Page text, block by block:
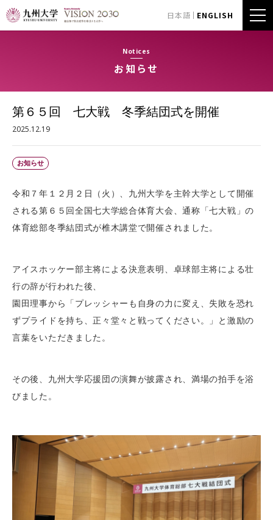
日本語 ENGLISH
Notices
お知らせ
第６５回 七大戦 冬季結団式を開催
2025.12.19
お知らせ
令和７年１２月２日（火）、九州大学を主幹大学として開催
される第６５回全国七大学総合体育大会、通称「七大戦」の
体育総部冬季結団式が椎木講堂で開催されました。
アイスホッケー部主将による決意表明、卓球部主将による壮
行の辞が行われた後、
園田理事から「プレッシャーも自身の力に変え、失敗を恐れ
ずプライドを持ち、正々堂々と戦ってください。」と激励の
言葉をいただきました。
その後、九州大学応援団の演舞が披露され、満場の拍手を浴
びました。